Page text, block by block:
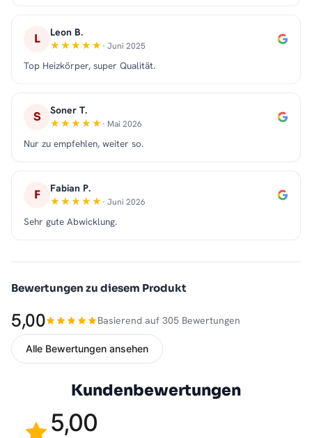
L Leon B.
· Juni 2025
Top Heizkörper, super Qualität.
S Soner T.
· Mai 2026
Nur zu empfehlen, weiter so.
F Fabian P.
· Juni 2026
Sehr gute Abwicklung.
Bewertungen zu diesem Produkt
5,00 Basierend auf 305 Bewertungen
Alle Bewertungen ansehen
Kundenbewertungen
5,00